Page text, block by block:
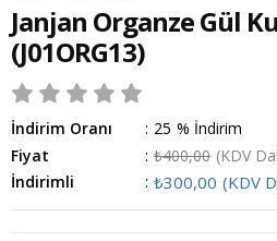
Janjan Organze Gül
(J01ORG13)
İndirim Oranı : %
25
İndirim
Fiyat
: ₺400,00 (KDV
İndirimli
: ₺300,00 (KDV